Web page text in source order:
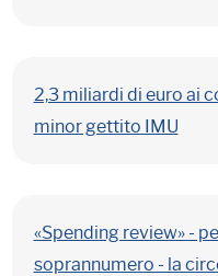
2,3 miliardi di euro ai
minor gettito IMU
«Spending review» -
soprannumero - la